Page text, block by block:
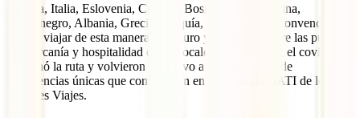
Francia, Italia, Eslovenia, Croacia, Bosnia – Herzegovina,
Montenegro, Albania, Grecia, Turquía, Irak e Irán les convencieron
de que viajar de esta manera es seguro y además, te abre las puertas
a la cercanía y hospitalidad de los locales. En Pakistán, el covid-19
les frenó la ruta y volvieron de nuevo a casa cargados de
experiencias únicas que compartirán en las Jornadas IATI de los
Grandes Viajes.